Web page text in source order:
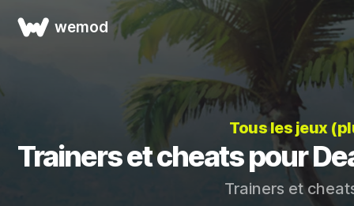
wemod
Tous les jeux
Trainers et cheats pour
Trainers et